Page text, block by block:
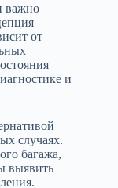
важно
от
и
случаях.
багажа,
выявить